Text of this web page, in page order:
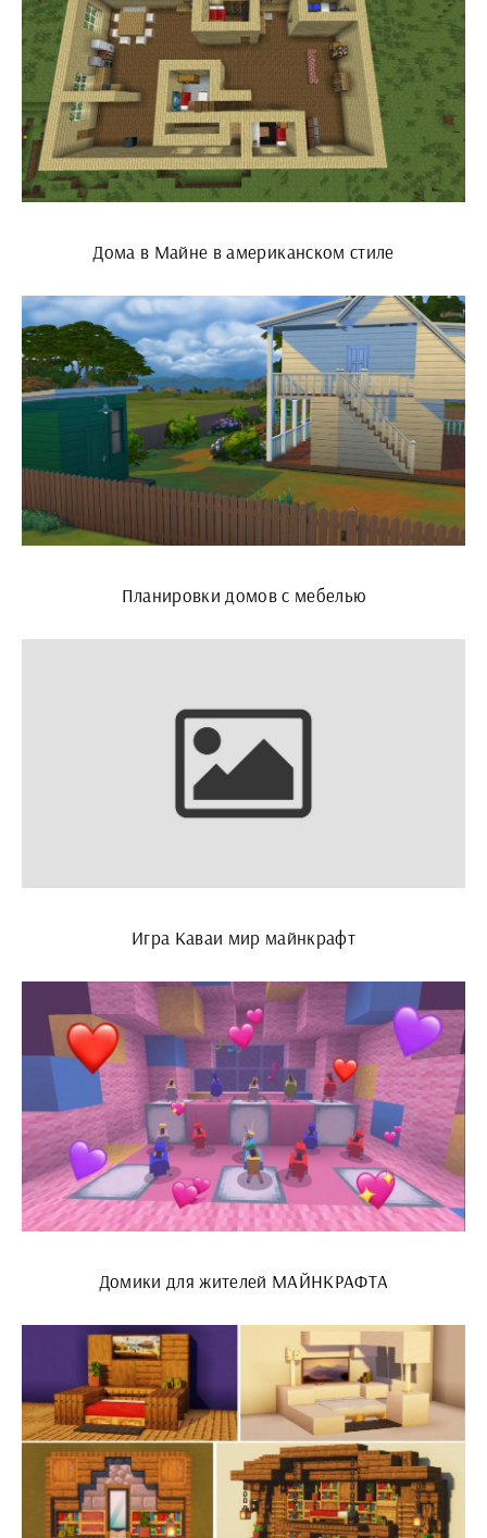
Дома в Майне в американском стиле
Планировки домов с мебелью
Игра Каваи мир майнкрафт
Домики для жителей МАЙНКРАФТА